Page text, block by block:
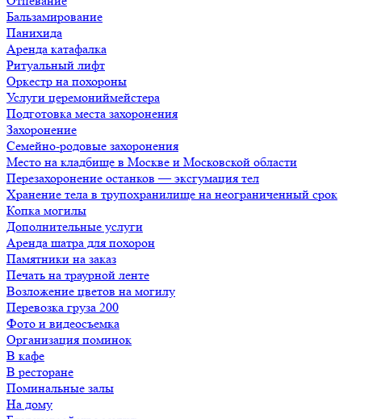
Бальзамирование
Панихида
Аренда катафалка
Ритуальный лифт
Оркестр на похороны
Услуги церемониймейстера
Подготовка места захоронения
Захоронение
Семейно-родовые захоронения
Место на кладбище в Москве и Московской области
Перезахоронение останков — эксгумация тел
Хранение тела в трупохранилище на неограниченный срок
Копка могилы
Дополнительные услуги
Аренда шатра для похорон
Памятники на заказ
Печать на траурной ленте
Возложение цветов на могилу
Перевозка груза 200
Фото и видеосъемка
Организация поминок
В кафе
В ресторане
Поминальные залы
На дому